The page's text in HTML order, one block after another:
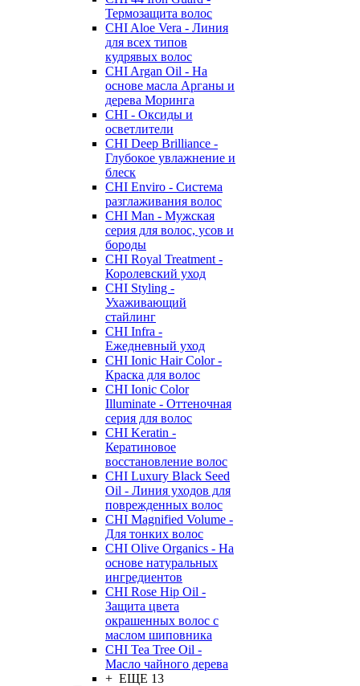
Термозащита волос
CHI Aloe Vera - Линия
для всех типов
кудрявых волос
CHI Argan Oil - На
основе масла Арганы и
дерева Моринга
CHI - Оксиды и
осветлители
CHI Deep Brilliance -
Глубокое увлажнение и
блеск
CHI Enviro - Система
разглаживания волос
CHI Man - Мужская
серия для волос, усов и
бороды
CHI Royal Treatment -
Королевский уход
CHI Styling -
Ухаживающий
стайлинг
CHI Infra -
Ежедневный уход
CHI Ionic Hair Color -
Краска для волос
CHI Ionic Color
Illuminate - Оттеночная
серия для волос
CHI Keratin -
Кератиновое
восстановление волос
CHI Luxury Black Seed
Oil - Линия уходов для
поврежденных волос
CHI Magnified Volume -
Для тонких волос
CHI Olive Organics - На
основе натуральных
ингредиентов
CHI Rose Hip Oil -
Защита цвета
окрашенных волос с
маслом шиповника
CHI Tea Tree Oil -
Масло чайного дерева
+ ЕЩЕ 13